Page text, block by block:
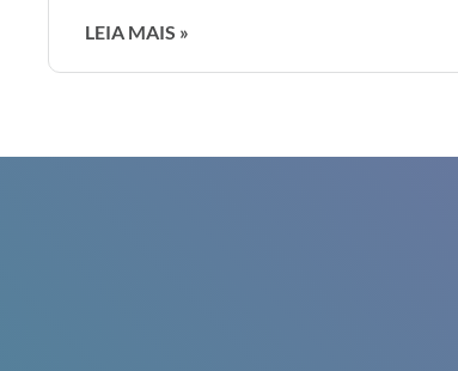
LEIA MAIS »